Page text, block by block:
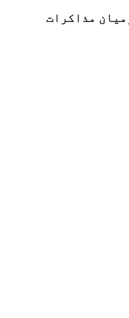
مذاکرات